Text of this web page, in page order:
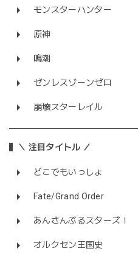
モンスターハンター
原神
鳴潮
ゼンレスゾーンゼロ
崩壊スターレイル
＼ 注目タイトル ／
どこでもいっしょ
Fate/Grand Order
あんさんぶるスターズ！
オルクセン王国史